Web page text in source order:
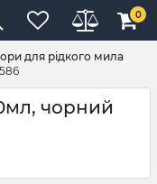
0
для рідкого мила
чорний